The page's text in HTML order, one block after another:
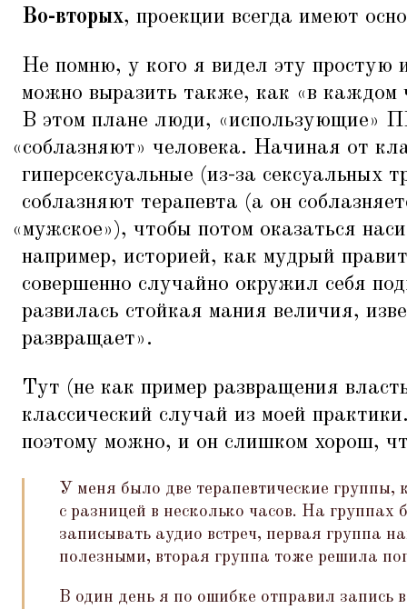
Во-вторых, проекции всегда имеют
Не помню, у кого я видел эту простую
можно выразить также, как «в каждом
В этом плане люди, «использующие»
«соблазняют» человека. Начиная от
гиперсексуальные (из-за сексуальных
соблазняют терапевта (а он
«мужское»), чтобы потом оказаться
например, историей, как мудрый
совершенно случайно окружил себя
развилась стойкая мания величия,
развращает».
Тут (не как пример развращения
классический случай из моей
поэтому можно, и он слишком хорош,
У меня было две терапевтические группы,
с разницей в несколько часов. На группах
записывать аудио встреч, первая группа
полезными, вторая группа тоже решила
В один день я по ошибке отправил запись